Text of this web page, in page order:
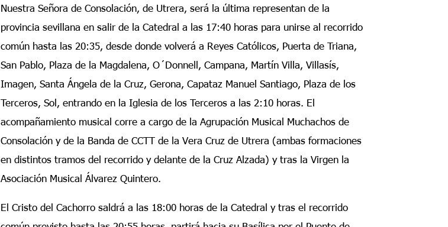
Nuestra Señora de Consolación, de Utrera, será la última representan de la
provincia sevillana en salir de la Catedral a las 17:40 horas para unirse al recorrido
común hasta las 20:35, desde donde volverá a Reyes Católicos, Puerta de Triana,
San Pablo, Plaza de la Magdalena, O´Donnell, Campana, Martín Villa, Villasís,
Imagen, Santa Ángela de la Cruz, Gerona, Capataz Manuel Santiago, Plaza de los
Terceros, Sol, entrando en la Iglesia de los Terceros a las 2:10 horas. El
acompañamiento musical corre a cargo de la Agrupación Musical Muchachos de
Consolación y de la Banda de CCTT de la Vera Cruz de Utrera (ambas formaciones
en distintos tramos del recorrido y delante de la Cruz Alzada) y tras la Virgen la
Asociación Musical Álvarez Quintero.
El Cristo del Cachorro saldrá a las 18:00 horas de la Catedral y tras el recorrido